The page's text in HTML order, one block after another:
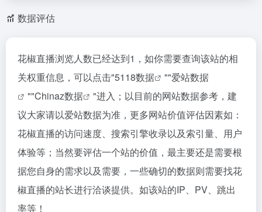
数据评估
花椒直播浏览人数已经达到1，如你需要查询该站的相
关权重信息，可以点击"5118数据 ""爱站数据
""Chinaz数据
"进入；以目前的网站数据参考，建
议大家请以爱站数据为准，更多网站价值评估因素如：
花椒直播的访问速度、搜索引擎收录以及索引量、用户
体验等；当然要评估一个站的价值，最主要还是需要根
据您自身的需求以及需要，一些确切的数据则需要找花
椒直播的站长进行洽谈提供。如该站的IP、PV、跳出
率等！